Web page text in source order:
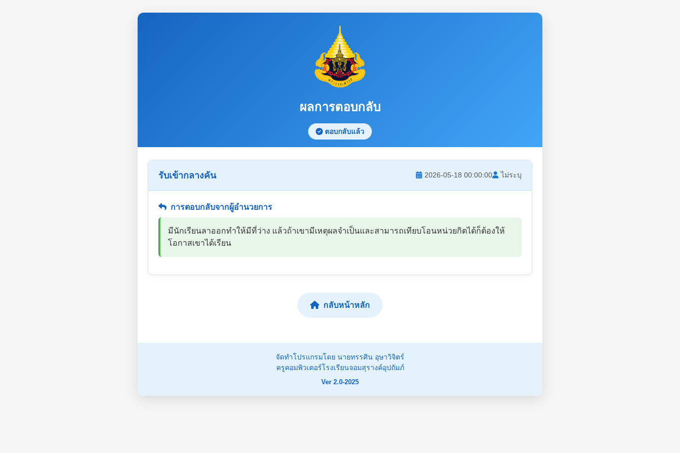
ผลการตอบกลับ
ตอบกลับแล้ว
รับเข้ากลางคัน 2026-05-18 00:00:00 ไม่ระบุ
การตอบกลับจากผู้อำนวยการ
มีนักเรียนลาออกทำให้มีที่ว่าง แล้วถ้าเขามีเหตุผลจำเป็นและสามารถเทียบโอนหน่วยกิตได้ก็ต้องให้
โอกาสเขาได้เรียน
กลับหน้าหลัก
จัดทำโปรแกรมโดย นายทรรศิน อุษาวิจิตร์
ครูคอมพิวเตอร์โรงเรียนจอมสุรางค์อุปถัมภ์
Ver 2.0-2025